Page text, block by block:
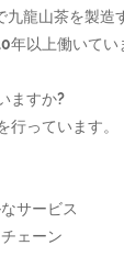
九龍山茶を製造
年以上働いてい
ますか?
行っています。
サービス
ェーン